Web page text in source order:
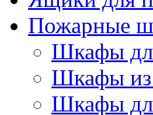
Пожарные
Шкафы
Шкафы из
Шкафы